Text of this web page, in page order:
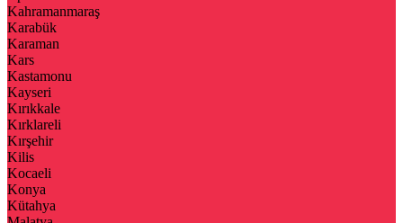
Kahramanmaraş
Karabük
Karaman
Kars
Kastamonu
Kayseri
Kırıkkale
Kırklareli
Kırşehir
Kilis
Kocaeli
Konya
Kütahya